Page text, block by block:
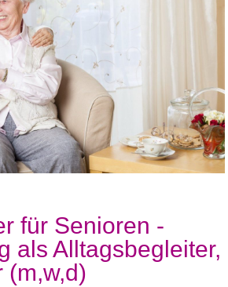
für Senioren -
als Alltagsbegleiter,
(m,w,d)